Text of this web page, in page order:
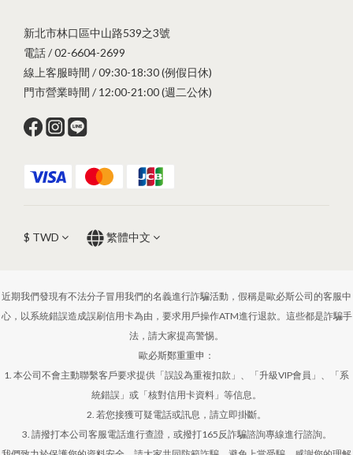
新北市林口區中山路539之3號
電話 / 02-6604-2699
線上客服時間 / 09:30-18:30 (例假日休)
門市營業時間 / 12:00-21:00 (週二公休)
$ TWD 繁體中文
近期我們發現有不法分子冒用我們的名義進行詐騙活動，假稱是歐必斯公司的客服中
心，以系統錯誤造成誤刷信用卡為由，要求用戶操作ATM進行退款。這些都是詐騙手
法，請大家提高警惕。
歐必斯鄭重重申：
1. 本公司不會主動聯繫客戶要求提供「誤設為重複扣款」、「升級VIP會員」、「系
統錯誤」或「核對信用卡資料」等信息。
2. 若您接獲可疑電話或訊息，請立即掛斷。
3. 請撥打本公司客服電話進行查證，或撥打165反詐騙諮詢專線進行諮詢。